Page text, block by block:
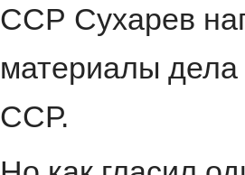
ССР Сухарев
материалы дела
ССР.